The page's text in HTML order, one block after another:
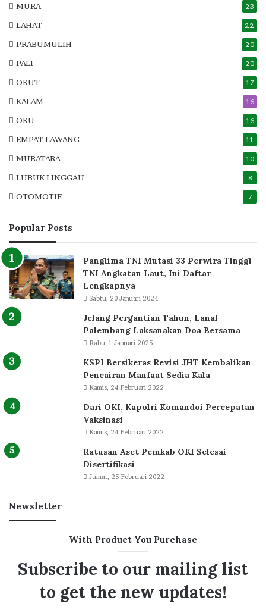
MURA 23
LAHAT 22
PRABUMULIH 20
PALI 20
OKUT 17
KALAM 16
OKU 16
EMPAT LAWANG 11
MURATARA 10
LUBUK LINGGAU 8
OTOMOTIF 7
Popular Posts
Panglima TNI Mutasi 33 Perwira Tinggi
TNI Angkatan Laut, Ini Daftar
Lengkapnya
Sabtu, 20 Januari 2024
Jelang Pergantian Tahun, Lanal
Palembang Laksanakan Doa Bersama
Rabu, 1 Januari 2025
KSPI Bersikeras Revisi JHT Kembalikan
Pencairan Manfaat Sedia Kala
Kamis, 24 Februari 2022
Dari OKI, Kapolri Komandoi Percepatan
Vaksinasi
Kamis, 24 Februari 2022
Ratusan Aset Pemkab OKI Selesai
Disertifikasi
Jumat, 25 Februari 2022
Newsletter
With Product You Purchase
Subscribe to our mailing list
to get the new updates!